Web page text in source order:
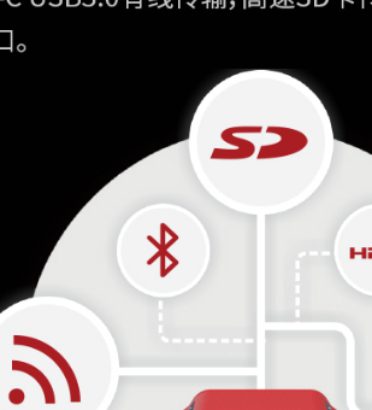
测量分析
测温范围
-20
智能量程
测温精度
±2 °C 或
测温区域
全局测温修正
支持发射
湿度、测